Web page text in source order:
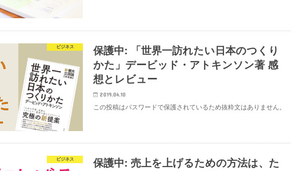
ビジネス
保護中: 「世界一訪れたい日本のつくり
かた」デービッド・アトキンソン著 感
想とレビュー
2019.04.10
この投稿はパスワードで保護されているため抜粋文はありません。
ビジネス
保護中: 売上を上げるための方法は、た